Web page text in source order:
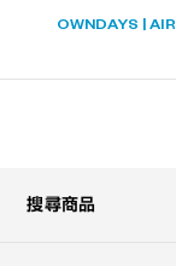
OWNDAYS | AIR
搜尋商品